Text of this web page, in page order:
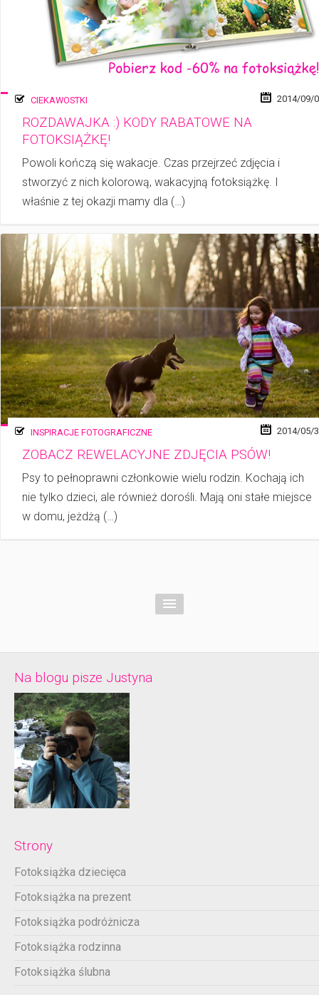
CIEKAWOSTKI 2014/09/
ROZDAWAJKA :) KODY RABATOWE NA
FOTOKSIĄŻKĘ!
Powoli kończą się wakacje. Czas przejrzeć zdjęcia i
stworzyć z nich kolorową, wakacyjną fotoksiążkę. I
właśnie z tej okazji mamy dla (…)
INSPIRACJE FOTOGRAFICZNE 2014/05/
ZOBACZ REWELACYJNE ZDJĘCIA PSÓW!
Psy to pełnoprawni członkowie wielu rodzin. Kochają ich
nie tylko dzieci, ale również dorośli. Mają oni stałe miejsce
w domu, jeżdżą (…)
Na blogu pisze Justyna
Strony
Fotoksiążka dziecięca
Fotoksiążka na prezent
Fotoksiążka podróżnicza
Fotoksiążka rodzinna
Fotoksiążka ślubna